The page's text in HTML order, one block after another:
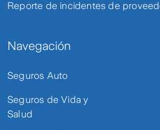
Reporte de incidentes de
Navegación
Seguros Auto
Seguros de Vida y
Salud